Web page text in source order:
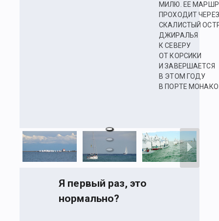
МИЛЮ. ЕЕ
ПРОХОДИТ ЧЕРЕЗ
СКАЛИСТЫЙ
ДЖИРАЛЬЯ
К СЕВЕРУ
ОТ КОРСИКИ
И ЗАВЕРШАЕТСЯ
В ЭТОМ ГОДУ
В ПОРТЕ
Я первый раз, это
нормально?